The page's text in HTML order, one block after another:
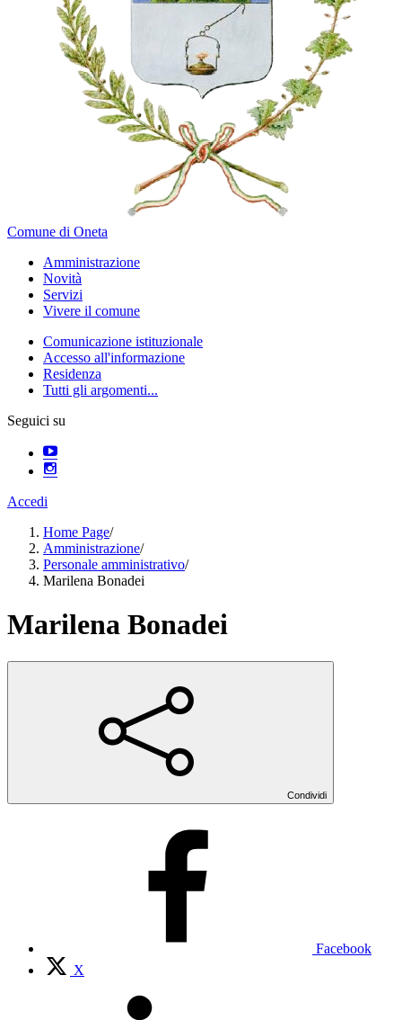
Comune di Oneta
Amministrazione
Novità
Servizi
Vivere il comune
Comunicazione istituzionale
Accesso all'informazione
Residenza
Tutti gli argomenti...
Seguici su
Accedi
Home Page/
Amministrazione/
Personale amministrativo/
Marilena Bonadei
Marilena Bonadei
Condividi
Facebook
X